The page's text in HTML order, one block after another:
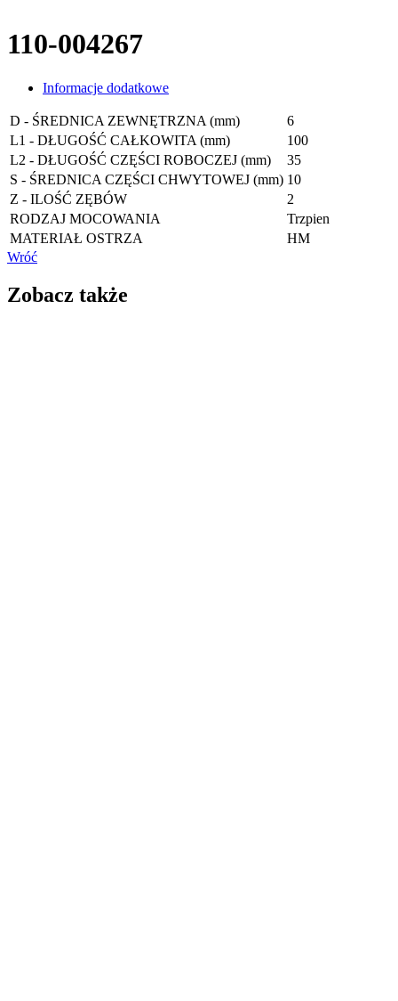
110-004267
Informacje dodatkowe
D - ŚREDNICA ZEWNĘTRZNA (mm)
6
L1 - DŁUGOŚĆ CAŁKOWITA (mm)
100
L2 - DŁUGOŚĆ CZĘŚCI ROBOCZEJ (mm)
35
S - ŚREDNICA CZĘŚCI CHWYTOWEJ (mm) 10
Z - ILOŚĆ ZĘBÓW
2
RODZAJ MOCOWANIA
Trzpien
MATERIAŁ OSTRZA
HM
Wróć
Zobacz także